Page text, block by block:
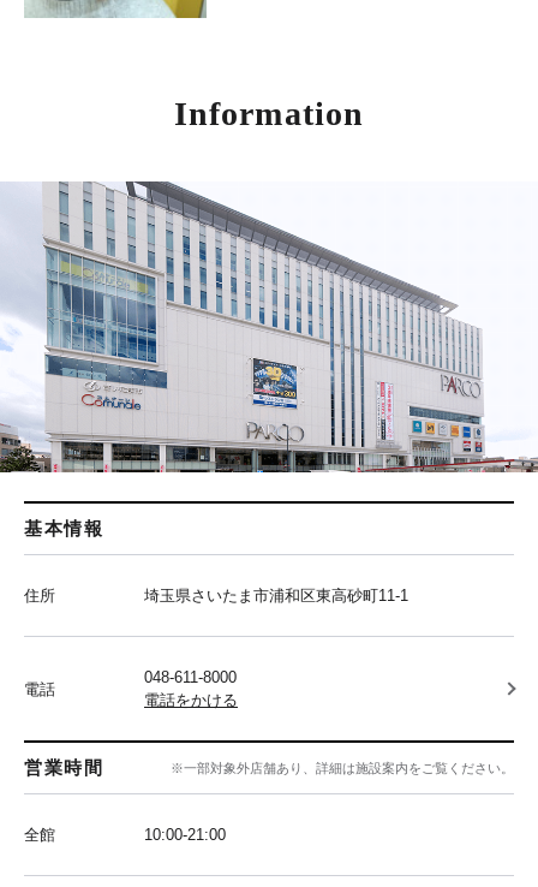
Information
基本情報
住所 埼玉県さいたま市浦和区東高砂町11-1
電話
048-611-8000
電話をかける
営業時間 ※一部対象外店舗あり、詳細は施設案内をご覧ください。
全館 10:00‐21:00